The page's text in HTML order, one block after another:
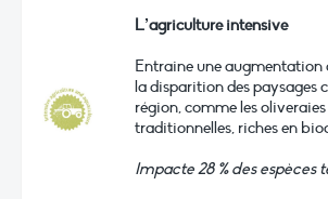
L’agriculture intensive
Entraine une augmentation
la disparition des paysages
région, comme les
traditionnelles, riches en
Impacte 28 % des espèces